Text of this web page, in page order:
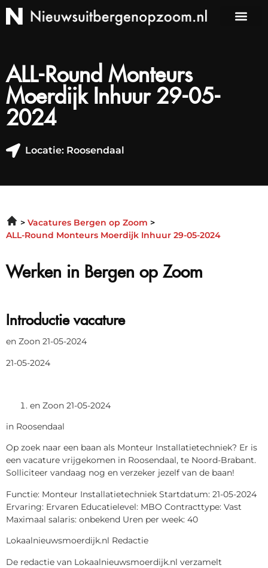
ALL-Round Monteurs
Moerdijk Inhuur 29-05-
2024
Locatie: Roosendaal
Vacatures Bergen op Zoom
ALL-Round Monteurs Moerdijk Inhuur 29-05-2024
Werken in Bergen op Zoom
Introductie vacature
en Zoon 21-05-2024
21-05-2024
en Zoon 21-05-2024
in Roosendaal
Op zoek naar een baan als Monteur Installatietechniek? Er is
een vacature vrijgekomen in Roosendaal, te Noord-Brabant.
Solliciteer vandaag nog en verzeker jezelf van de baan!
Functie: Monteur Installatietechniek Startdatum: 21-05-2024
Ervaring: Ervaren Educatielevel: MBO Contracttype: Vast
Maximaal salaris: onbekend Uren per week: 40
Lokaalnieuwsmoerdijk.nl Redactie
De redactie van Lokaalnieuwsmoerdijk.nl verzamelt